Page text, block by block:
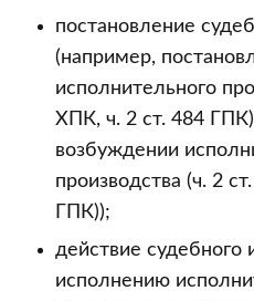
постановление
(например,
исполнительного
ХПК, ч. 2 ст. 484
возбуждении
производства (ч. 2
ГПК));
действие судебного
исполнению